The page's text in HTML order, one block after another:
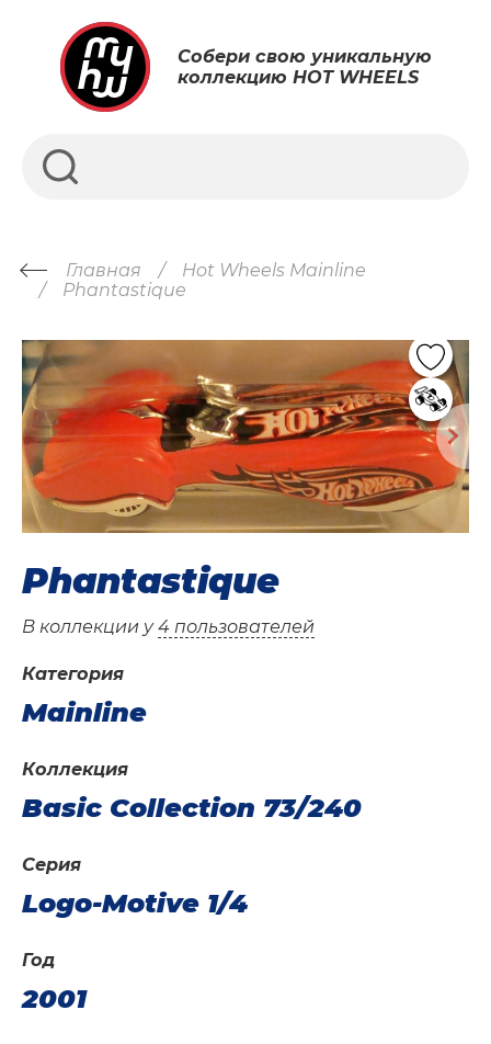
Собери свою уникальную
коллекцию HOT WHEELS
Главная
Hot Wheels Mainline
Phantastique
Phantastique
В коллекции у4 пользователей
Категория
Mainline
Год
2001
Коллекция
Basic Collection 73/240
Серия
Logo-Motive 1/4